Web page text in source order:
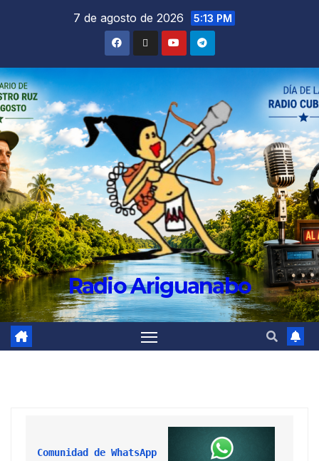
7 de agosto de 2026 5:13 PM
Radio Ariguanabo
Comunidad de WhatsApp